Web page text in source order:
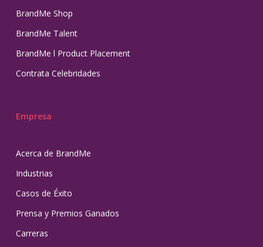
BrandMe Shop
BrandMe Talent
BrandMe l Product Placement
Contrata Celebridades
Empresa
Acerca de BrandMe
Industrias
Casos de Éxito
Prensa y Premios Ganados
Carreras